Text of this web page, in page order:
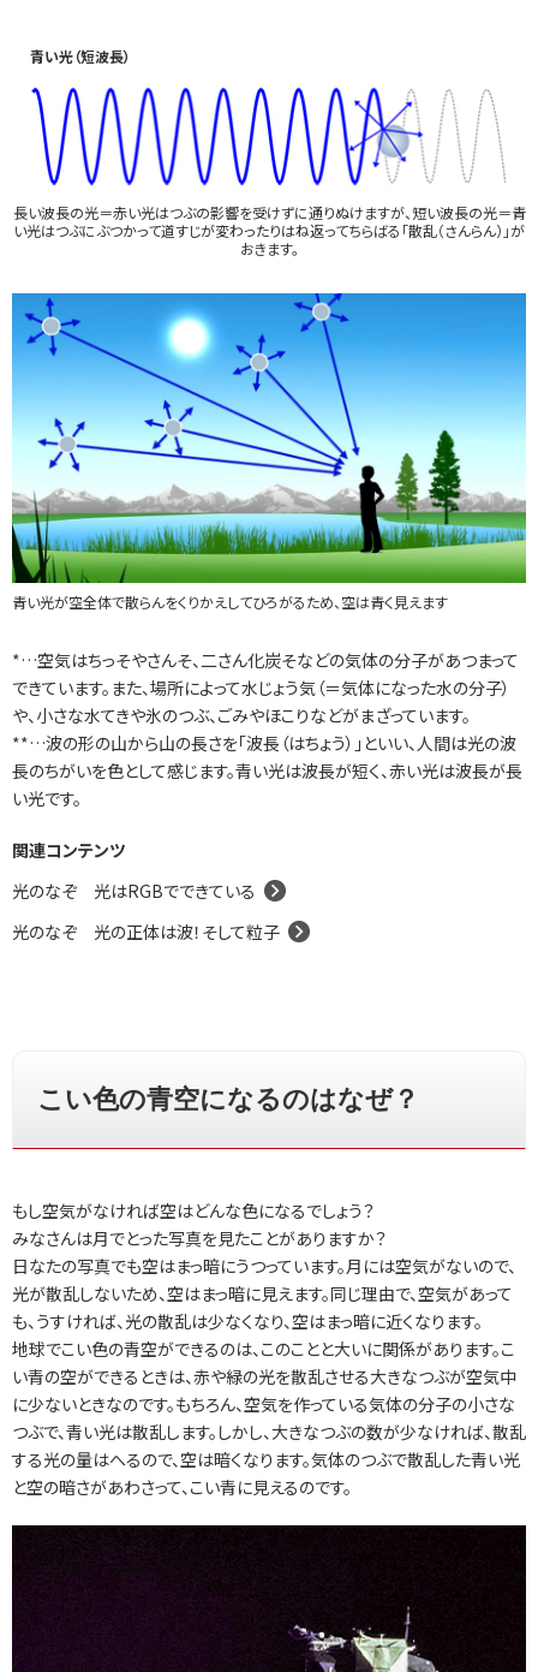
青い光（短波長）
長い波長の光＝赤い光はつぶの影響を受けずに通りぬけますが、短い波長の光＝青
い光はつぶにぶつかって道すじが変わったりはね返ってちらばる「散乱（さんらん）」が
おきます。
青い光が空全体で散らんをくりかえしてひろがるため、空は青く見えます
*…空気はちっそやさんそ、二さん化炭そなどの気体の分子があつまって
できています。また、場所によって水じょう気（＝気体になった水の分子）
や、小さな水てきや氷のつぶ、ごみやほこりなどがまざっています。
**…波の形の山から山の長さを「波長（はちょう）」といい、人間は光の波
長のちがいを色として感じます。青い光は波長が短く、赤い光は波長が長
い光です。
関連コンテンツ
光のなぞ 光はRGBでできている
光のなぞ 光の正体は波！そして粒子
こい色の青空になるのはなぜ？
もし空気がなければ空はどんな色になるでしょう？
みなさんは月でとった写真を見たことがありますか？
日なたの写真でも空はまっ暗にうつっています。月には空気がないので、
光が散乱しないため、空はまっ暗に見えます。同じ理由で、空気があって
も、うすければ、光の散乱は少なくなり、空はまっ暗に近くなります。
地球でこい色の青空ができるのは、このことと大いに関係があります。こ
い青の空ができるときは、赤や緑の光を散乱させる大きなつぶが空気中
に少ないときなのです。もちろん、空気を作っている気体の分子の小さな
つぶで、青い光は散乱します。しかし、大きなつぶの数が少なければ、散乱
する光の量はへるので、空は暗くなります。気体のつぶで散乱した青い光
と空の暗さがあわさって、こい青に見えるのです。